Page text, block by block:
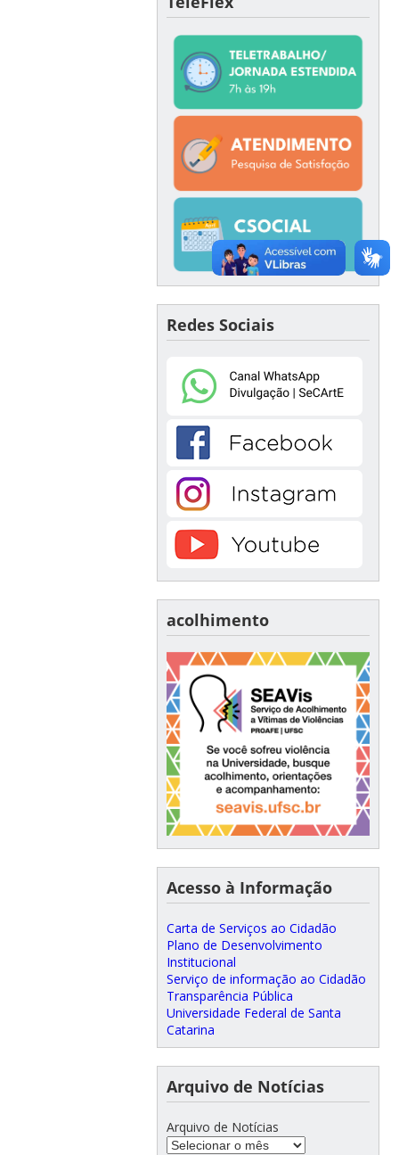
Redes Sociais
acolhimento
Acesso à Informação
Carta de Serviços ao Cidadão
Plano de Desenvolvimento
Institucional
Serviço de informação ao Cidadão
Transparência Pública
Universidade Federal de Santa
Catarina
Arquivo de Notícias
Arquivo de Notícias